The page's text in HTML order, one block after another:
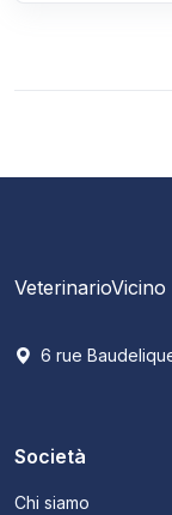
VeterinarioVicino
6 rue
Società
Chi siamo